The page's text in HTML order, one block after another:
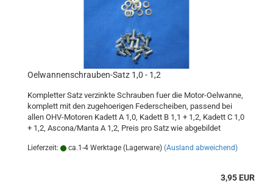
Oelwannenschrauben-Satz 1,0 - 1,2
Kompletter Satz verzinkte Schrauben fuer die Motor-Oelwanne,
komplett mit den zugehoerigen Federscheiben, passend bei
allen OHV-Motoren Kadett A 1,0, Kadett B 1,1 + 1,2, Kadett C 1,0
+ 1,2, Ascona/Manta A 1,2, Preis pro Satz wie abgebildet
Lieferzeit: ca.1-4 Werktage (Lagerware) (Ausland abweichend)
3,95 EUR